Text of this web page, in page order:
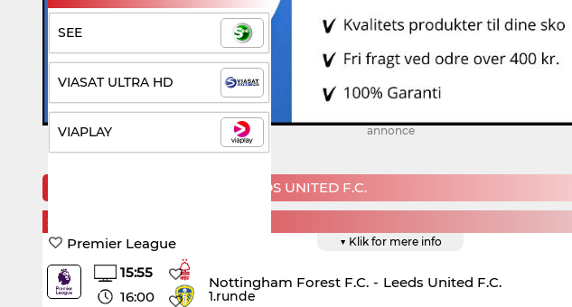
SEE
VIASAT ULTRA HD
VIAPLAY annonce
KOMMENDE KAMPE FOR LEEDS UNITED F.C.
SATURDAY, 22. AUGUST
▼ Klik for mere info
Premier League
15:55
16:00
Nottingham Forest F.C. - Leeds United F.C.
1.runde